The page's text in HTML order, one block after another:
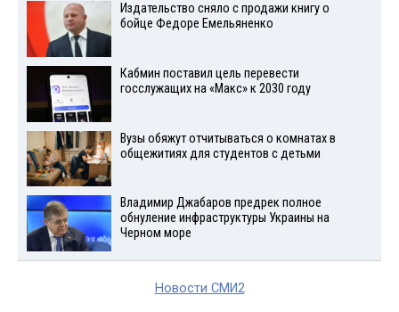
Издательство сняло с продажи книгу о
бойце Федоре Емельяненко
Кабмин поставил цель перевести
госслужащих на «Макс» к 2030 году
Вузы обяжут отчитываться о комнатах в
общежитиях для студентов с детьми
Владимир Джабаров предрек полное
обнуление инфраструктуры Украины на
Черном море
Новости СМИ2